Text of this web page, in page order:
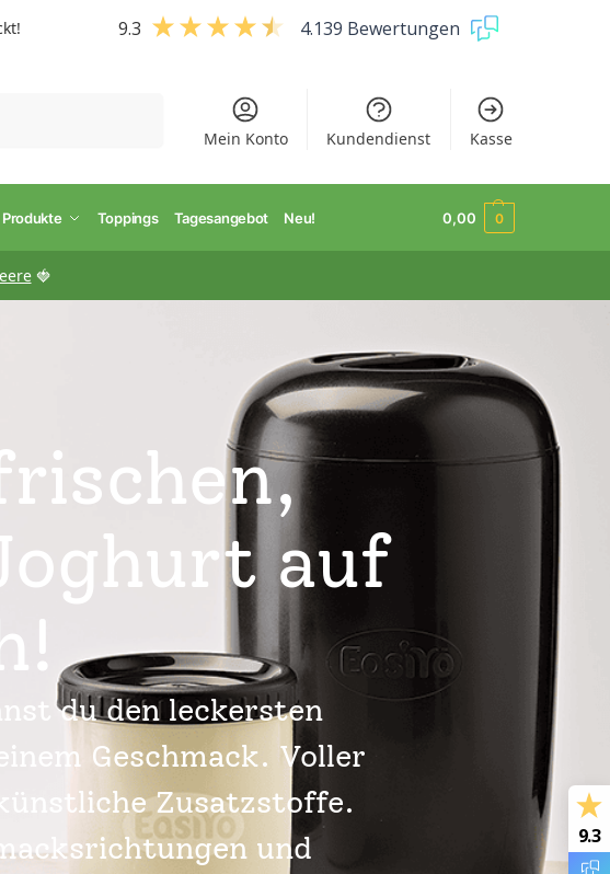
9.3 4.139 Bewertungen
Mein Konto Kundendienst Kasse
Toppings Tagesangebot Neu! 0,00 0
🍓
auf
du den leckersten
Geschmack. Voller
Zusatzstoffe.
und
9.3